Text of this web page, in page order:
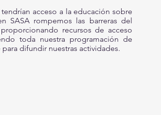
acceso a la educación sobre
SASA rompemos las barreras del
recursos de acceso
toda nuestra programación de
difundir nuestras actividades.